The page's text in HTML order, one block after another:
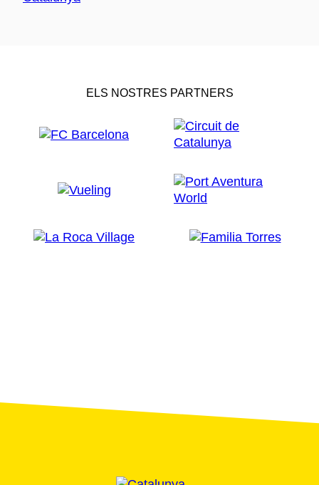
ELS NOSTRES PARTNERS